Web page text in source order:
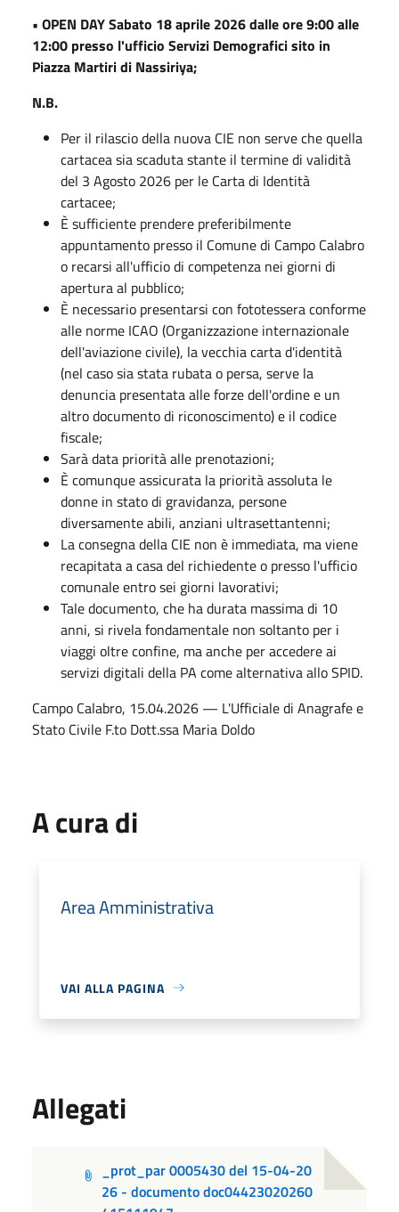
• OPEN DAY Sabato 18 aprile 2026 dalle ore 9:00 alle
12:00 presso l'ufficio Servizi Demografici sito in
Piazza Martiri di Nassiriya;
N.B.
Per il rilascio della nuova CIE non serve che quella
cartacea sia scaduta stante il termine di validità
del 3 Agosto 2026 per le Carta di Identità
cartacee;
È sufficiente prendere preferibilmente
appuntamento presso il Comune di Campo Calabro
o recarsi all'ufficio di competenza nei giorni di
apertura al pubblico;
È necessario presentarsi con fototessera conforme
alle norme ICAO (Organizzazione internazionale
dell'aviazione civile), la vecchia carta d'identità
(nel caso sia stata rubata o persa, serve la
denuncia presentata alle forze dell'ordine e un
altro documento di riconoscimento) e il codice
fiscale;
Sarà data priorità alle prenotazioni;
È comunque assicurata la priorità assoluta le
donne in stato di gravidanza, persone
diversamente abili, anziani ultrasettantenni;
La consegna della CIE non è immediata, ma viene
recapitata a casa del richiedente o presso l'ufficio
comunale entro sei giorni lavorativi;
Tale documento, che ha durata massima di 10
anni, si rivela fondamentale non soltanto per i
viaggi oltre confine, ma anche per accedere ai
servizi digitali della PA come alternativa allo SPID.
Campo Calabro, 15.04.2026 — L'Ufficiale di Anagrafe e
Stato Civile F.to Dott.ssa Maria Doldo
A cura di
Area Amministrativa
VAI ALLA PAGINA
Allegati
_prot_par 0005430 del 15-04-20
26 - documento doc04423020260